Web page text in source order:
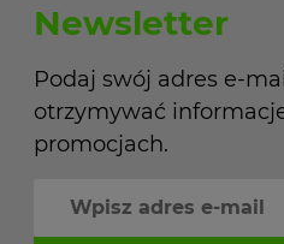
Newsletter
Podaj swój adres e-
otrzymywać
promocjach.